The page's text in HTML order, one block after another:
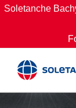
Skip
Soletanche